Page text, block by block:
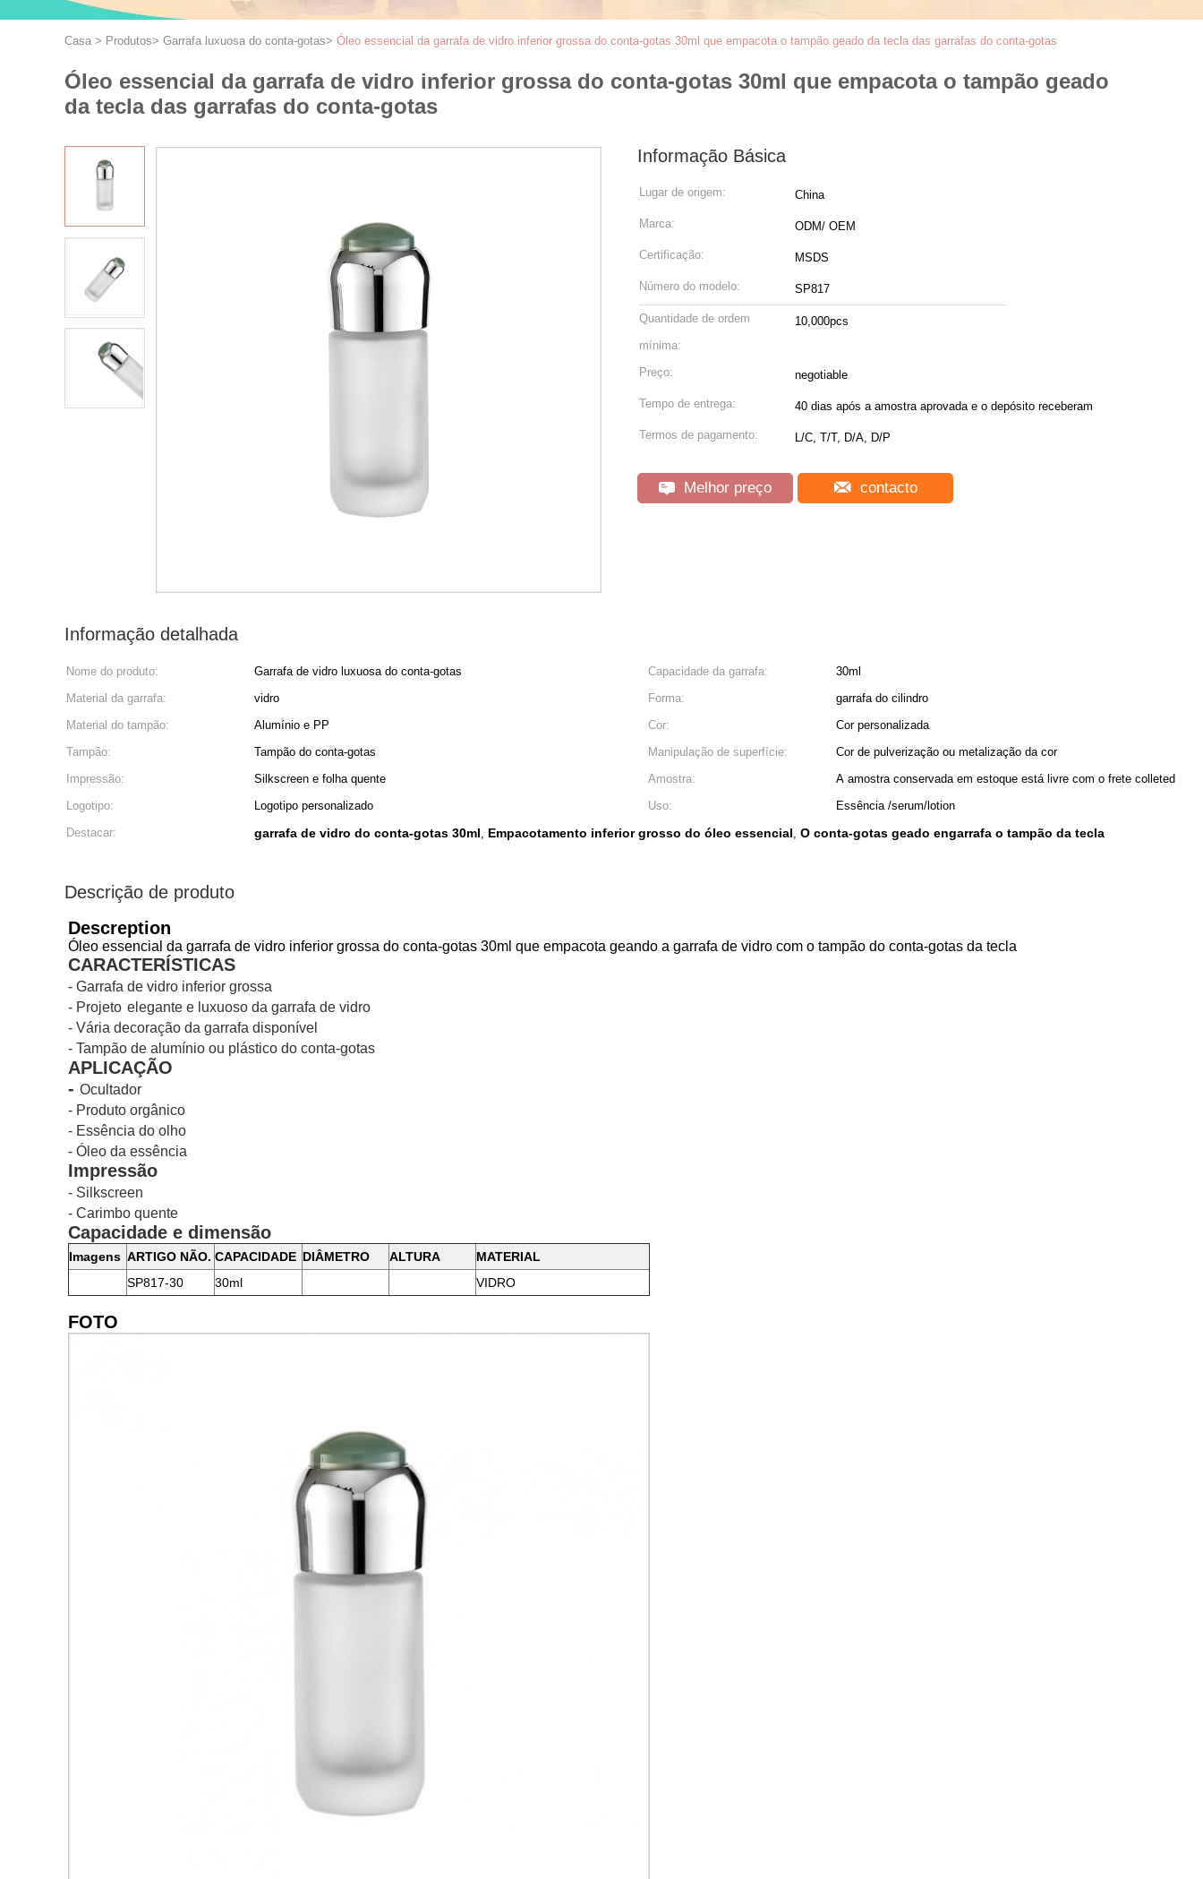
Casa > Produtos> Garrafa luxuosa do conta-gotas> Óleo essencial da garrafa de vidro inferior grossa do conta-gotas 30ml que empacota o tampão geado da tecla das garrafas do conta-gotas
Óleo essencial da garrafa de vidro inferior grossa do conta-gotas 30ml que empacota o tampão geado
da tecla das garrafas do conta-gotas
Informação Básica
Lugar de origem: China
Marca: ODM/ OEM
Certificação: MSDS
Número do modelo: SP817
Quantidade de ordem
mínima:
10,000pcs
Preço: negotiable
Tempo de entrega: 40 dias após a amostra aprovada e o depósito receberam
Termos de pagamento: L/C, T/T, D/A, D/P
Melhor preço contacto
Informação detalhada
Nome do produto: Garrafa de vidro luxuosa do conta-gotas Capacidade da garrafa:
30ml
Material da garrafa:
vidro Forma:
garrafa do cilindro
Material do tampão:
Alumínio e PP Cor:
Cor personalizada
Tampão:
Tampão do conta-gotas Manipulação de superfície:
Cor de pulverização ou metalização da cor
Impressão:
Silkscreen e folha quente Amostra:
A amostra conservada em estoque está livre com o frete colleted
Logotipo:
Logotipo personalizado Uso:
Essência /serum/lotion
Destacar:
garrafa de vidro do conta-gotas 30ml, Empacotamento inferior grosso do óleo essencial, O conta-gotas geado engarrafa o tampão da tecla
Descrição de produto
Descreption
Óleo essencial da garrafa de vidro inferior grossa do conta-gotas 30ml que empacota geando a garrafa de vidro com o tampão do conta-gotas da tecla
CARACTERÍSTICAS
- Garrafa de vidro inferior grossa
- Projeto elegante e luxuoso da garrafa de vidro
- Vária decoração da garrafa disponível
- Tampão de alumínio ou plástico do conta-gotas
APLICAÇÃO
- Ocultador
- Produto orgânico
- Essência do olho
- Óleo da essência
Impressão
- Silkscreen
- Carimbo quente
Capacidade e dimensão
Imagens ARTIGO NÃO. CAPACIDADE DIÂMETRO ALTURA
MATERIAL
SP817-30
30ml VIDRO
FOTO